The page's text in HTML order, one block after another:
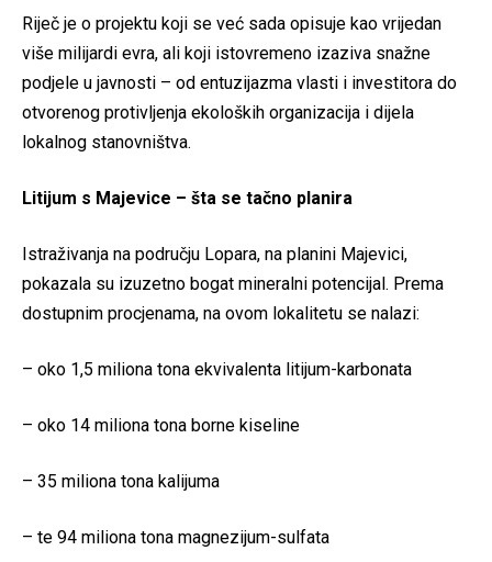
Riječ je o projektu koji se već sada opisuje kao vrijedan
više milijardi evra, ali koji istovremeno izaziva snažne
podjele u javnosti – od entuzijazma vlasti i investitora do
otvorenog protivljenja ekoloških organizacija i dijela
lokalnog stanovništva.
Litijum s Majevice – šta se tačno planira
Istraživanja na području Lopara, na planini Majevici,
pokazala su izuzetno bogat mineralni potencijal. Prema
dostupnim procjenama, na ovom lokalitetu se nalazi:
– oko 1,5 miliona tona ekvivalenta litijum-karbonata
– oko 14 miliona tona borne kiseline
– 35 miliona tona kalijuma
– te 94 miliona tona magnezijum-sulfata